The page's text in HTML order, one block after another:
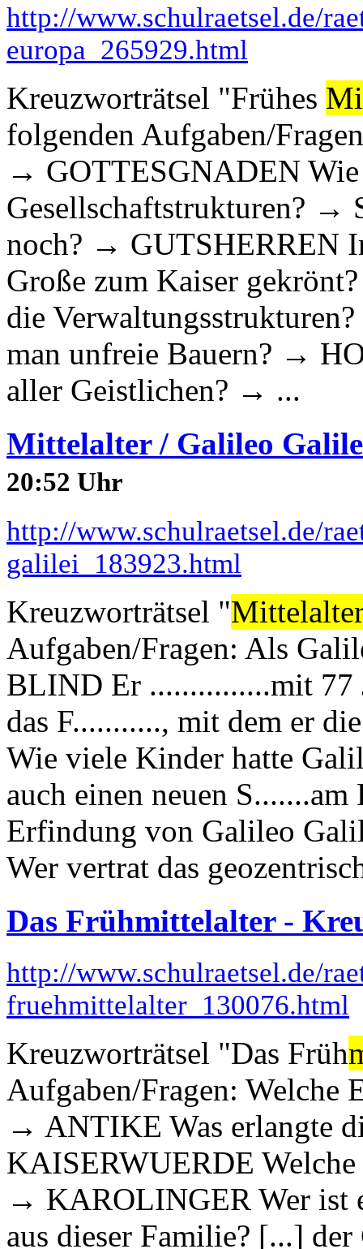
http://www.schulraetsel.de/
europa_265929.html
Kreuzworträtsel "Frühes
folgenden Aufgaben/
→ GOTTESGNADEN Wie
Gesellschaftstrukturen? →
noch? → GUTSHERREN
Große zum Kaiser
die
man unfreie Bauern? →
aller Geistlichen? → ...
Mittelalter / Galileo
20:52 Uhr
http://www.schulraetsel.de/
galilei_183923.html
Kreuzworträtsel "
Aufgaben/Fragen: Als
BLIND Er ...............mit 77
das F..........., mit dem er
Wie viele Kinder hatte
auch einen neuen
Erfindung von Galileo
Wer vertrat das
Das Frühmittelalter -
http://www.schulraetsel.de/
fruehmittelalter_130076.html
Kreuzworträtsel "Das Früh
Aufgaben/Fragen: Welche
→ ANTIKE Was erlangte
KAISERWUERDE
→ KAROLINGER Wer ist
aus dieser Familie? [...]